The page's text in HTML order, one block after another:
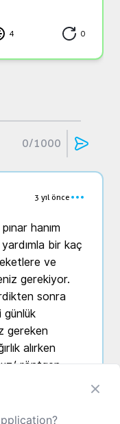
4 0
0/1000
3 yıl önce
hanım
bir kaç
ve
gerekiyor.
sonra
günlük
gereken
alırken
röntgen